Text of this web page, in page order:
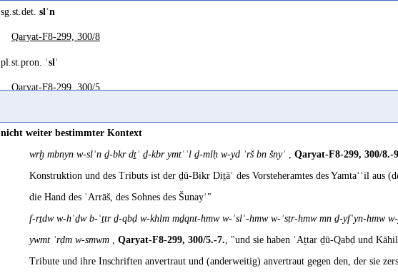
sg.st.det. slʾn
Qaryat-F8-299, 300/8
pl.st.pron. ʾslʾ
Qaryat-F8-299, 300/5
nicht weiter bestimmter Kontext
wrḫ mbnyn w-slʾn ḏ-bkr dṯʾ ḏ-kbr ymtʿʾl ḏ-mlḥ w-yd ʾrš bn šnyʾ , Qaryat-F8-299, 300/8.-
Konstruktion und des Tributs ist der ḏū-Bikr Diṯāʾ des Vorsteheramtes des Yamtaʿʾil aus
die Hand des ʾArrāš, des Sohnes des Šunayʾ"
f-rṯdw w-hʿḏw b-ʿṯtr ḏ-qbḍ w-khlm mḏqnt-hmw w-ʾslʾ-hmw w-ʾsṭr-hmw mn ḏ-yfʾyn-hmw
ywmt ʾrḍm w-smwm , Qaryat-F8-299, 300/5.-7., "und sie haben ʿAṯtar ḏū-Qabḍ und
Tribute und ihre Inschriften anvertraut und (anderweitig) anvertraut gegen den, der sie